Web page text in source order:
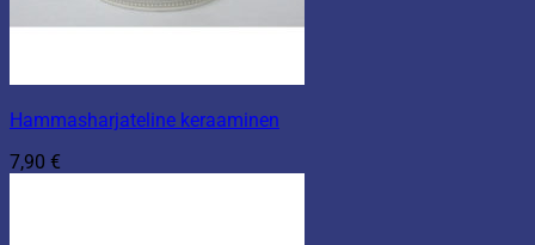
Hammasharjateline keraaminen
7,90 €